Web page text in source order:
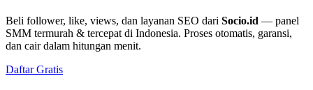
Beli follower, like, views, dan layanan SEO dari Socio.id — panel
SMM termurah & tercepat di Indonesia. Proses otomatis, garansi,
dan cair dalam hitungan menit.
Daftar Gratis